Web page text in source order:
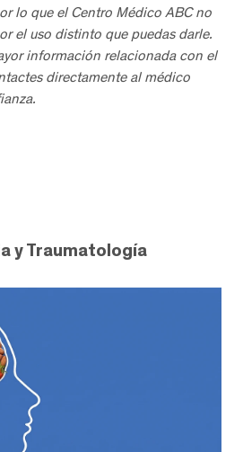
lo que el Centro Médico ABC no
el uso distinto que puedas darle.
información relacionada con el
directamente al médico
y Traumatología